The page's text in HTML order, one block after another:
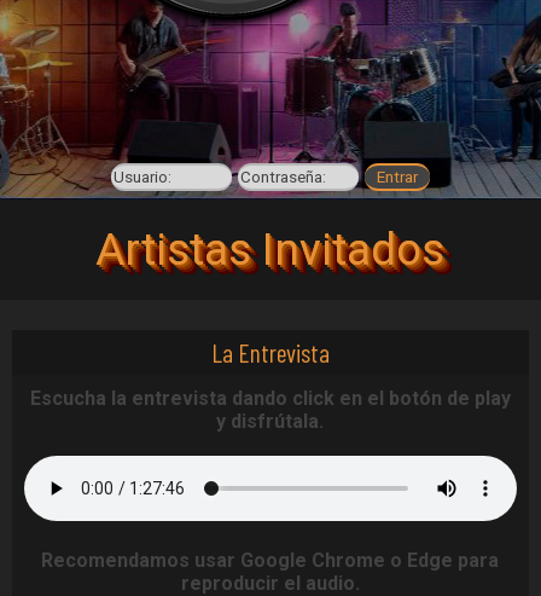
Artistas Invitados
La Entrevista
Escucha la entrevista dando click en el botón de play
y disfrútala.
Recomendamos usar Google Chrome o Edge para
reproducir el audio.